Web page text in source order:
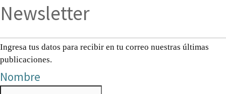
Newsletter
Ingresa tus datos para recibir en tu correo nuestras últimas
publicaciones.
Nombre